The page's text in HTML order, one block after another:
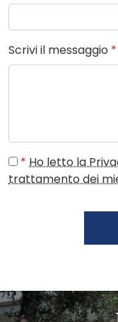
Scrivi il messaggio *
* Ho letto la
trattamento dei